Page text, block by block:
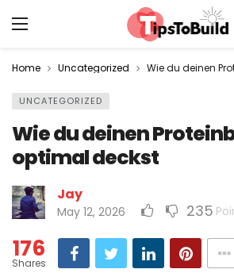
Home Uncategorized Wie du deinen
UNCATEGORIZED
Wie du deinen
optimal deckst
Jay
May 12, 2026 235
176
Shares